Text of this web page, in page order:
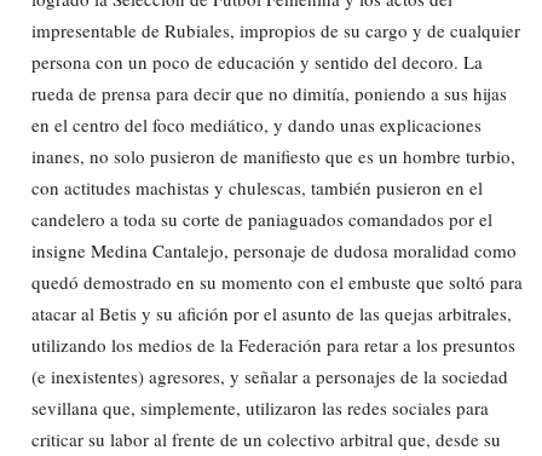
impresentable de Rubiales, impropios de su cargo y de cualquier
persona con un poco de educación y sentido del decoro. La
rueda de prensa para decir que no dimitía, poniendo a sus hijas
en el centro del foco mediático, y dando unas explicaciones
inanes, no solo pusieron de manifiesto que es un hombre turbio,
con actitudes machistas y chulescas, también pusieron en el
candelero a toda su corte de paniaguados comandados por el
insigne Medina Cantalejo, personaje de dudosa moralidad como
quedó demostrado en su momento con el embuste que soltó para
atacar al Betis y su afición por el asunto de las quejas arbitrales,
utilizando los medios de la Federación para retar a los presuntos
(e inexistentes) agresores, y señalar a personajes de la sociedad
sevillana que, simplemente, utilizaron las redes sociales para
criticar su labor al frente de un colectivo arbitral que, desde su